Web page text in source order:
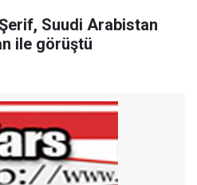
Suudi Arabistan
ile görüştü